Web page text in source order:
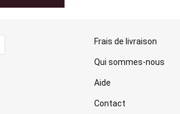
Frais de livraison
Qui sommes-nous
Aide
Contact